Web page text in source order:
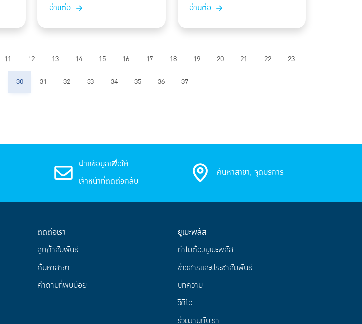
อ่านต่อ อ่านต่อ
11 12 13 14 15 16 17 18 19 20 21 22
23
30 31 32 33 34 35 36 37
ฝากข้อมูลเพื่อให้
เจ้าหน้าที่ติดต่อกลับ
ค้นหาสาขา, จุดบริการ
ติดต่อเรา
ลูกค้าสัมพันธ์
ค้นหาสาขา
คำถามที่พบบ่อย
ยูเมะพลัส
ทำไมต้องยูเมะพลัส
ข่าวสารและประชาสัมพันธ์
บทความ
วิดีโอ
ร่วมงานกับเรา